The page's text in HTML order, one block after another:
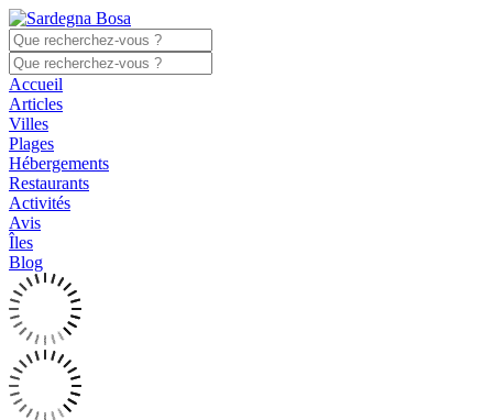
Accueil
Articles
Villes
Plages
Hébergements
Restaurants
Activités
Avis
Îles
Blog